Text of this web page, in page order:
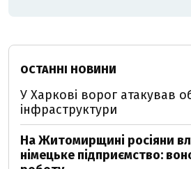
ОСТАННІ НОВИНИ
У Харкові ворог атакував
інфраструктури
На Житомирщині росіяни
німецьке підприємство: